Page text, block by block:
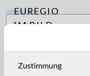
EUREGIO
IM BILD
Archiv
Archiv
Zustimmung